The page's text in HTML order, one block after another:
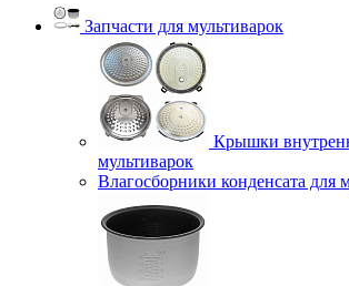
Запчасти для мультиварок
Крышки
мультиварок
Влагосборники конденсата для